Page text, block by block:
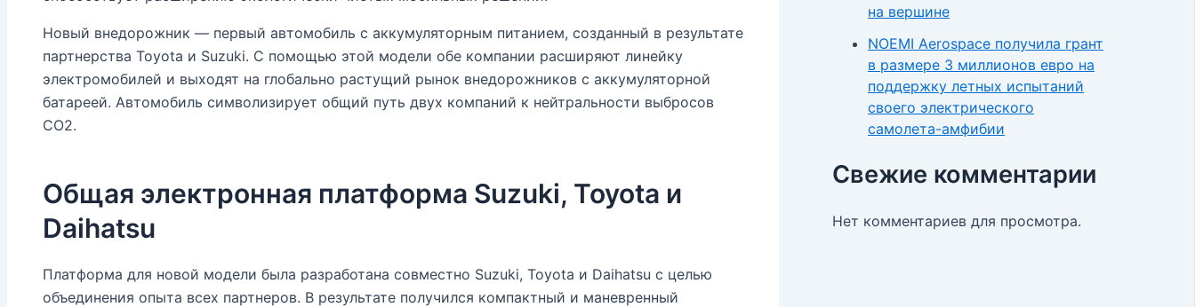
Новый внедорожник — первый автомобиль с аккумуляторным питанием, созданный в результате
партнерства Toyota и Suzuki. С помощью этой модели обе компании расширяют линейку
электромобилей и выходят на глобально растущий рынок внедорожников с аккумуляторной
батареей. Автомобиль символизирует общий путь двух компаний к нейтральности выбросов
CO2.
Общая электронная платформа Suzuki, Toyota и
Daihatsu
Платформа для новой модели была разработана совместно Suzuki, Toyota и Daihatsu с целью
объединения опыта всех партнеров. В результате получился компактный и маневренный
на вершине
NOEMI Aerospace получила грант
в размере 3 миллионов евро на
поддержку летных испытаний
своего электрического
самолета-амфибии
Свежие комментарии
Нет комментариев для просмотра.